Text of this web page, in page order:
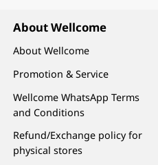
About Wellcome
About Wellcome
Promotion & Service
Wellcome WhatsApp Terms
and Conditions
Refund/Exchange policy for
physical stores